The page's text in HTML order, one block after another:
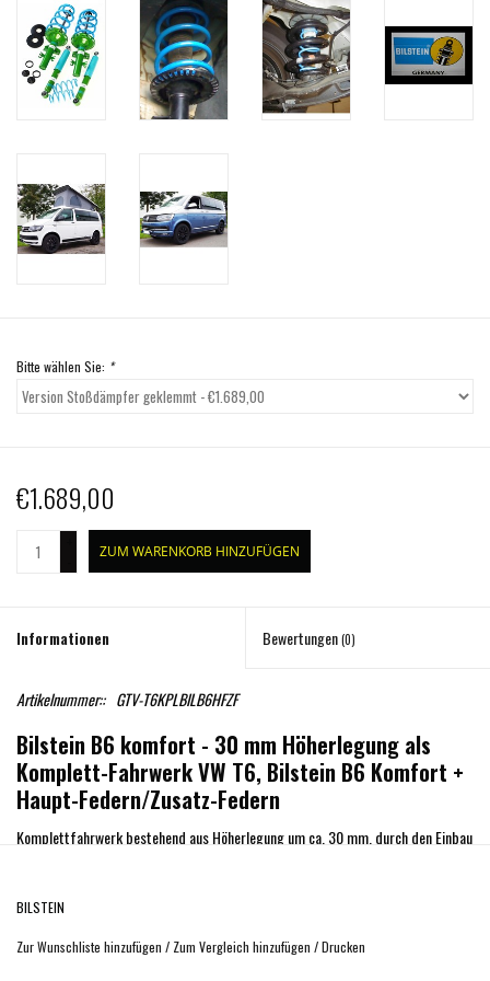
Bitte wählen Sie: *
€1.689,00
ZUM WARENKORB HINZUFÜGEN
Informationen Bewertungen(0)
Artikelnummer:: GTV-T6KPLBILB6HFZF
Bilstein B6 komfort - 30 mm Höherlegung als
Komplett-Fahrwerk VW T6, Bilstein B6 Komfort +
Haupt-Federn/Zusatz-Federn
Komplettfahrwerk bestehend aus Höherlegung um ca. 30 mm, durch den Einbau
Komfort.
BILSTEIN
Zur Wunschliste hinzufügen / Zum Vergleich hinzufügen /Drucken